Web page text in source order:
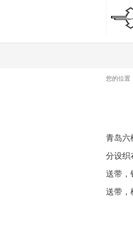
您的位置
青岛六
分设织
送带，
送带，